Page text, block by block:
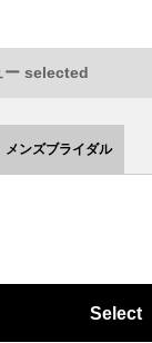
ー selected
メンズブライダル
Select